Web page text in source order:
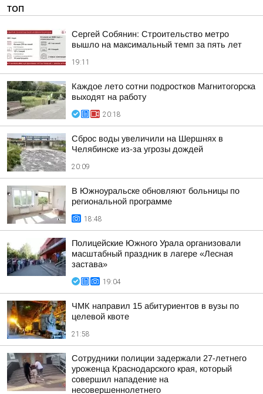
ТОП
Сергей Собянин: Строительство метро
вышло на максимальный темп за пять лет
19:11
Каждое лето сотни подростков Магнитогорска
выходят на работу
20:18
Сброс воды увеличили на Шершнях в
Челябинске из-за угрозы дождей
20:09
В Южноуральске обновляют больницы по
региональной программе
18:48
Полицейские Южного Урала организовали
масштабный праздник в лагере «Лесная
застава»
19:04
ЧМК направил 15 абитуриентов в вузы по
целевой квоте
21:58
Сотрудники полиции задержали 27-летнего
уроженца Краснодарского края, который
совершил нападение на
несовершеннолетнего